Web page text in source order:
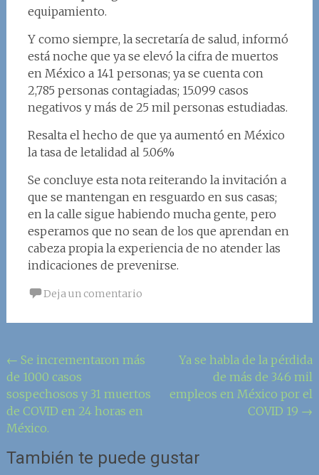
equipamiento.
Y como siempre, la secretaría de salud, informó
está noche que ya se elevó la cifra de muertos
en México a 141 personas; ya se cuenta con
2,785 personas contagiadas; 15.099 casos
negativos y más de 25 mil personas estudiadas.
Resalta el hecho de que ya aumentó en México
la tasa de letalidad al 5.06%
Se concluye esta nota reiterando la invitación a
que se mantengan en resguardo en sus casas;
en la calle sigue habiendo mucha gente, pero
esperamos que no sean de los que aprendan en
cabeza propia la experiencia de no atender las
indicaciones de prevenirse.
Deja un comentario
Navegación
de
la
entrada
← Se incrementaron más
de 1000 casos
sospechosos y 31 muertos
de COVID en 24 horas en
México.
Ya se habla de la pérdida
de más de 346 mil
empleos en México por el
COVID 19 →
También te puede gustar